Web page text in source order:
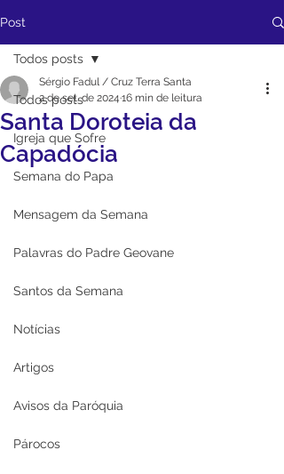
Post
Todos posts
Igreja que Sofre
Semana do Papa
Mensagem da Semana
Palavras do Padre Geovane
Santos da Semana
Notícias
Artigos
Avisos da Paróquia
Párocos
Todos posts
Santa Doroteia da
Capadócia
Sérgio Fadul / Cruz Terra Santa
2 de set. de 2024 16 min de leitura